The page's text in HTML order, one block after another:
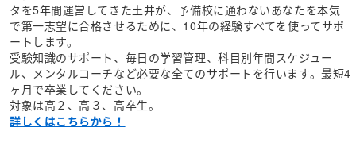
タを5年間運営してきた土井が、予備校に通わないあなたを本気
で第一志望に合格させるために、10年の経験すべてを使ってサポ
ートします。
受験知識のサポート、毎日の学習管理、科目別年間スケジュー
ル、メンタルコーチなど必要な全てのサポートを行います。最短4
ヶ月で卒業してください。
対象は高２、高３、高卒生。
詳しくはこちらから！